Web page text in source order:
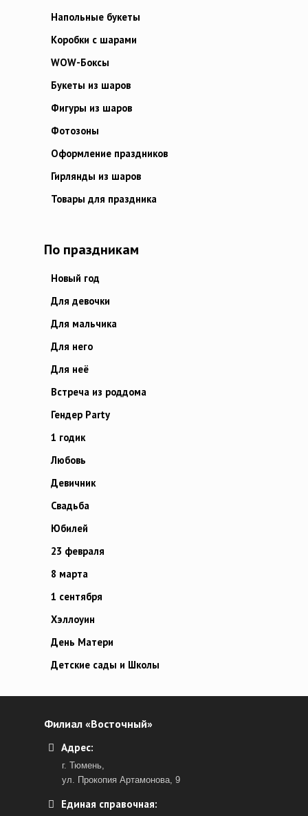
Напольные букеты
Коробки с шарами
WOW-Боксы
Букеты из шаров
Фигуры из шаров
Фотозоны
Оформление праздников
Гирлянды из шаров
Товары для праздника
По праздникам
Новый год
Для девочки
Для мальчика
Для него
Для неё
Встреча из роддома
Гендер Party
1 годик
Любовь
Девичник
Свадьба
Юбилей
23 февраля
8 марта
1 сентября
Хэллоуин
День Матери
Детские сады и Школы
Филиал «Восточный»
Адрес:
г. Тюмень,
ул. Прокопия Артамонова, 9
Единая справочная: